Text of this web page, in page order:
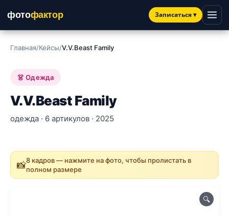
фотофактор Записаться▾
Главная/Кейсы/V.V.Beast Family
👗 Одежда
V.V.Beast Family
одежда · 6 артикулов · 2025
📸8 кадров — нажмите на фото, чтобы пролистать в
полном размере
🔍